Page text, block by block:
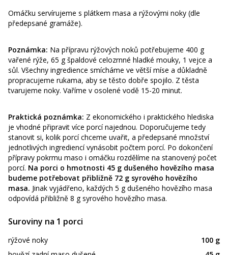
Omáčku servírujeme s plátkem masa a rýžovými noky (dle
předepsané gramáže).
Poznámka: Na přípravu rýžových noků potřebujeme 400 g
vařené rýže, 65 g špaldové celozrnné hladké mouky, 1 vejce a
sůl. Všechny ingredience smícháme ve větší míse a důkladně
propracujeme rukama, aby se těsto dobře spojilo. Z těsta
tvarujeme noky. Vaříme v osolené vodě 15-20 minut.
Praktická poznámka: Z ekonomického i praktického hlediska
je vhodné připravit více porcí najednou. Doporučujeme tedy
stanovit si, kolik porcí chceme uvařit, a předepsané množství
jednotlivých ingrediencí vynásobit počtem porcí. Po dokončení
přípravy pokrmu maso i omáčku rozdělíme na stanovený počet
porcí. Na porci o hmotnosti 45 g dušeného hovězího masa
budeme potřebovat přibližně 72 g syrového hovězího
masa. Jinak vyjádřeno, každých 5 g dušeného hovězího masa
odpovídá přibližně 8 g syrového hovězího masa.
Suroviny na 1 porci
rýžové noky
100 g